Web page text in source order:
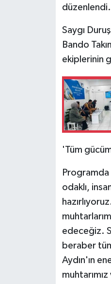
düzenlendi.
Saygı
Bando
ekiplerinin
'Tüm
odaklı,
edeceğiz.
beraber
Aydın'ın